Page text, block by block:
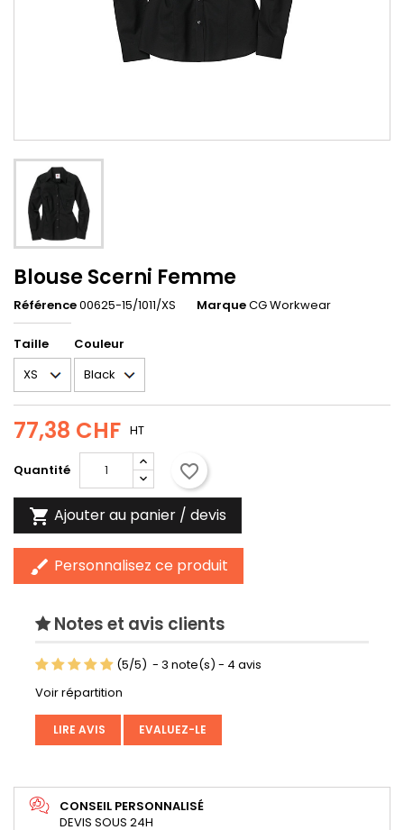
Blouse Scerni Femme
Référence00625-15/1011/XS MarqueCG Workwear
Taille Couleur
77,38 CHF HT
Quantité favorite_border
 Ajouter au panier / devis
brush Personnalisez ce produit
Notes et avis clients
(5/5) - 3 note(s) - 4 avis
Voir répartition
LIRE AVIS EVALUEZ-LE
CONSEIL PERSONNALISÉ
DEVIS SOUS 24H